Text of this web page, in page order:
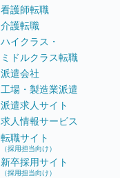
看護師転職
介護転職
ハイクラス・
ミドルクラス転職
派遣会社
工場・製造業派遣
派遣求人サイト
求人情報サービス
転職サイト
（採用担当向け）
新卒採用サイト
（採用担当向け）